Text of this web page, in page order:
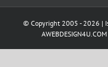
© Copyright 2005 -2026 |
AWEBDESIGN4U.COM